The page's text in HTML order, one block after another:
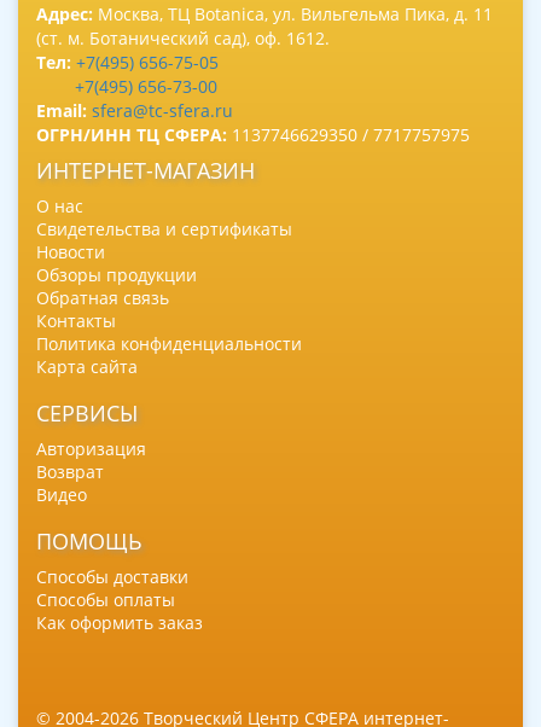
Адрес: Москва, ТЦ Botanica, ул. Вильгельма Пика, д. 11
(ст. м. Ботанический сад), оф. 1612.
Тел: +7(495) 656-75-05
+7(495) 656-73-00
Email: sfera@tc-sfera.ru
ОГРН/ИНН ТЦ СФЕРА: 1137746629350 / 7717757975
ИНТЕРНЕТ-МАГАЗИН
О нас
Свидетельства и сертификаты
Новости
Обзоры продукции
Обратная связь
Контакты
Политика конфиденциальности
Карта сайта
СЕРВИСЫ
Авторизация
Возврат
Видео
ПОМОЩЬ
Способы доставки
Способы оплаты
Как оформить заказ
© 2004-2026 Творческий Центр СФЕРА интернет-